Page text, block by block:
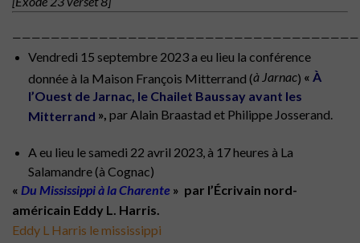
Vendredi 15 septembre 2023 a eu lieu la conférence
donnée à la Maison François Mitterrand (à Jarnac) « À
l’Ouest de Jarnac, le Chailet Baussay avant les
Mitterrand », par Alain Braastad et Philippe Josserand.
A eu lieu le samedi 22 avril 2023, à 17 heures à La
Salamandre (à Cognac)
« Du Mississippi à la Charente » par l’Écrivain nord-
américain Eddy L. Harris.
Eddy L Harris le mississippi